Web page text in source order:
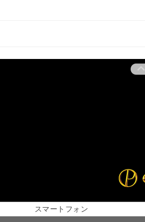
スマートフォン